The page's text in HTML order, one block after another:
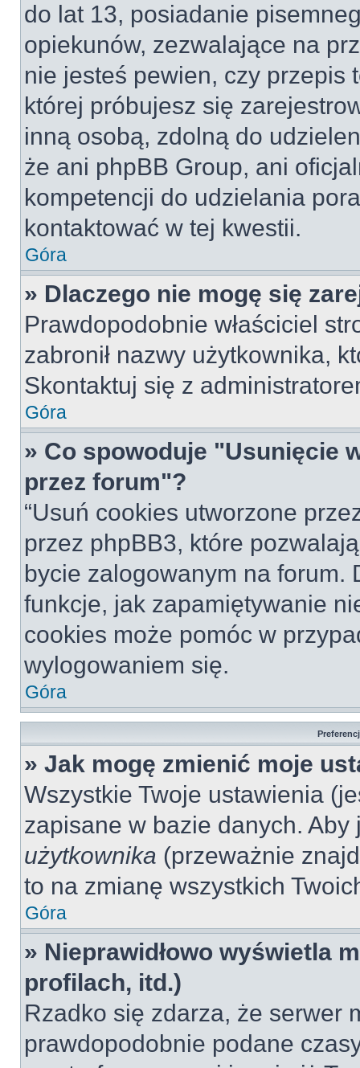
do lat 13, posiadanie
opiekunów, zezwalające na
nie jesteś pewien, czy przepis
której próbujesz się
inną osobą, zdolną do
że ani phpBB Group, ani
kompetencji do udzielania
kontaktować w tej kwestii.
Góra
» Dlaczego nie mogę się
Prawdopodobnie właściciel
zabronił nazwy użytkownika,
Skontaktuj się z
Góra
» Co spowoduje "Usunięcie
przez forum"?
“Usuń cookies utworzone
przez phpBB3, które
bycie zalogowanym na forum.
funkcje, jak zapamiętywanie
cookies może pomóc w
wylogowaniem się.
Góra
» Jak mogę zmienić moje
Wszystkie Twoje ustawienia
zapisane w bazie danych.
użytkownika (przeważnie
to na zmianę wszystkich
Góra
» Nieprawidłowo wyświetla
profilach, itd.)
Rzadko się zdarza, że serwer
prawdopodobnie podane